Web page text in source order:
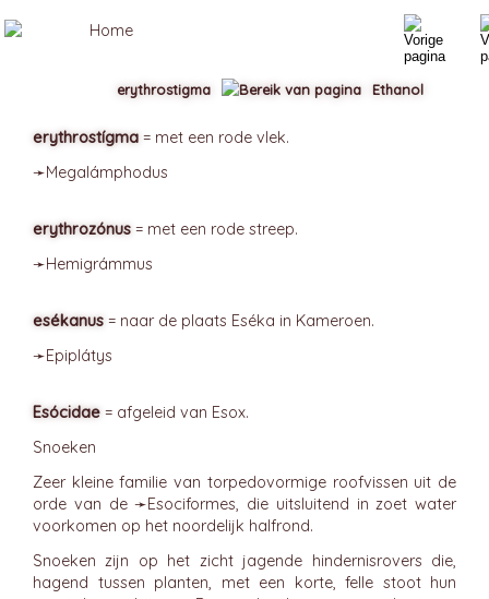
erythrostígma = met een rode vlek.
➛Megalámphodus
erythrozónus = met een rode streep.
➛Hemigrámmus
esékanus = naar de plaats Eséka in Kameroen.
➛Epiplátys
Esócidae = afgeleid van Esox.
Snoeken
Zeer kleine familie van torpedovormige roofvissen uit de
orde van de ➛Esociformes, die uitsluitend in zoet water
voorkomen op het noordelijk halfrond.
Snoeken zijn op het zicht jagende hindernisrovers die,
hagend tussen planten, met een korte, felle stoot hun
erythrostigma Ethanol